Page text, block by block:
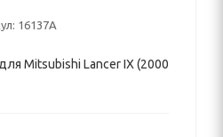
16137A
Mitsubishi Lancer IX (2000